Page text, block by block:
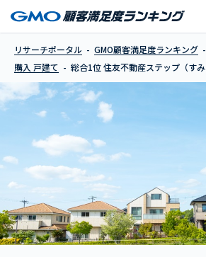
リサーチポータル GMO顧客満足度ランキング
購入 戸建て
総合1位 住友不動産ステップ（すみ